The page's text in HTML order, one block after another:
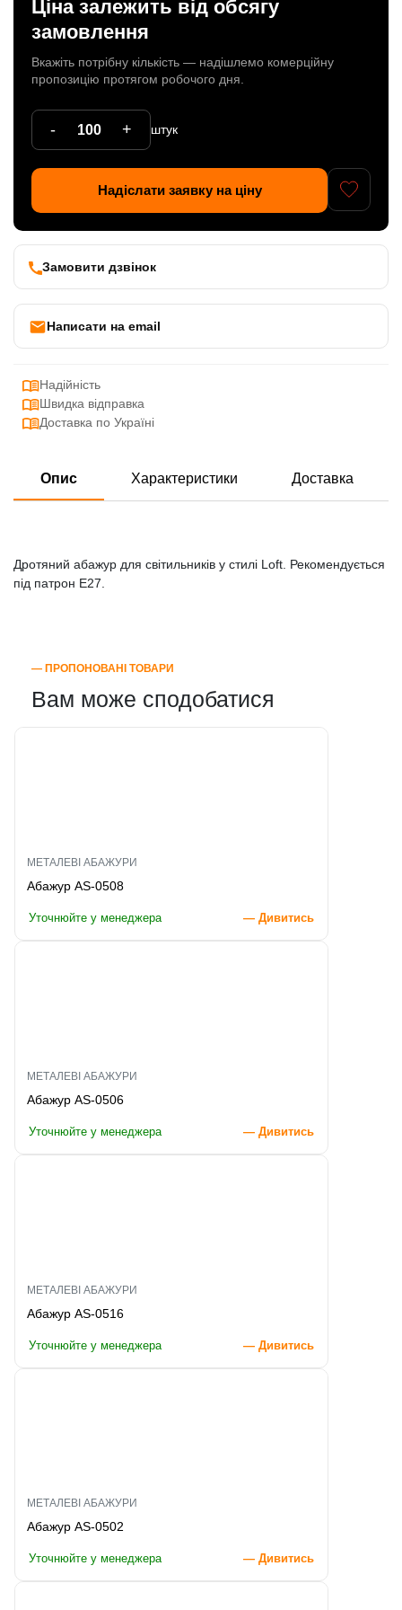
Ціна залежить від обсягу
замовлення
Вкажіть потрібну кількість — надішлемо комерційну
пропозицію протягом робочого дня.
- + штук
Надіслати заявку на ціну
Замовити дзвінок
Написати на email
Надійність
Швидка відправка
Доставка по Україні
Опис Характеристики Доставка
Дротяний абажур для світильників у стилі Loft. Рекомендується
під патрон E27.
― ПРОПОНОВАНІ ТОВАРИ
Вам може сподобатися
МЕТАЛЕВІ АБАЖУРИ
Абажур AS-0508
Уточнюйте у менеджера — Дивитись
МЕТАЛЕВІ АБАЖУРИ
Абажур AS-0506
Уточнюйте у менеджера — Дивитись
МЕТАЛЕВІ АБАЖУРИ
Абажур AS-0516
Уточнюйте у менеджера — Дивитись
МЕТАЛЕВІ АБАЖУРИ
Абажур AS-0502
Уточнюйте у менеджера — Дивитись
Патрони
Кабельна продукція
Продукція з пластика
Керамічні вироби
Металеві вироби